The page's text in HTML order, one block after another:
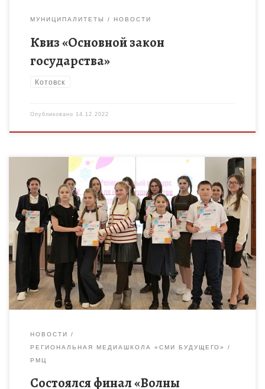
МУНИЦИПАЛИТЕТЫ НОВОСТИ
Квиз «Основной закон
государства»
Котовск
Опубликовано 14.12.2022
Финал регионального конкурса для юных журналистов «Волна
коммуникации» состоялся сегодня на базе ТОГБОУ ДО «Центр
развития творчества детей и юношества». Конкурс
проводился в несколько этапов […]
НОВОСТИ
РЕГИОНАЛЬНАЯ МЕДИАШКОЛА «СМИ БУДУЩЕГО»
РМЦ
Состоялся финал «Волны